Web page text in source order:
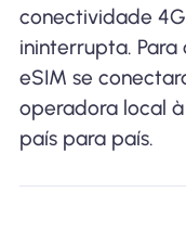
conectividade
ininterrupta. Para
eSIM se
operadora local
país para país.